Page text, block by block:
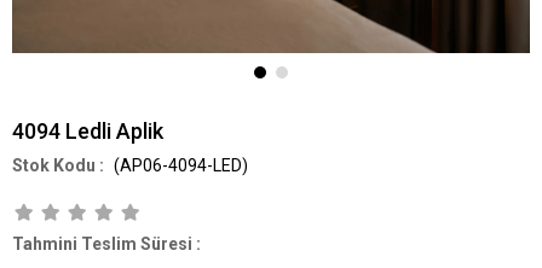
4094 Ledli Aplik
(AP06-4094-LED)
Tahmini Teslim Süresi :